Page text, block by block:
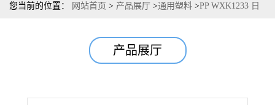
您当前的位置： 网站首页 > 产品展厅 >通用塑料 >PP WXK1233 日
产品展厅